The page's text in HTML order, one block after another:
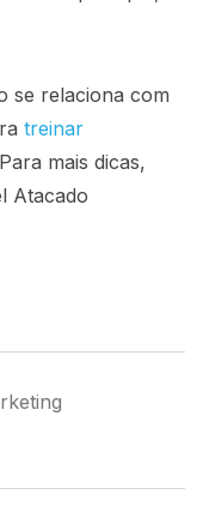
se relaciona com
treinar
mais dicas,
Atacado